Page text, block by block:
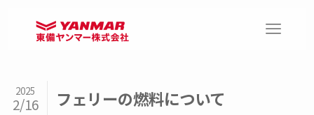
フェリーの燃料について
2025
2/16